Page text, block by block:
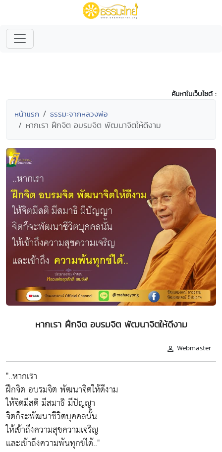
ค้นหาในเว็บไซต์ :
หน้าแรก ธรรมะจากหลวงพ่อ
หากเรา ฝึกจิต อบรมจิต พัฒนาจิตให้ดีงาม
หากเรา ฝึกจิต อบรมจิต พัฒนาจิตให้ดีงาม
Webmaster
"..หากเรา
ฝึกจิต อบรมจิต พัฒนาจิตให้ดีงาม
ให้จิตมีสติ มีสมาธิ มีปัญญา
จิตก็จะพัฒนาชีวิตบุคคลนั้น
ให้เข้าถึงความสุขความเจริญ
และเข้าถึงความพ้นทุกข์ได้.."